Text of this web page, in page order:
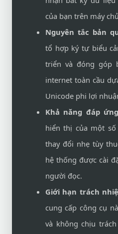
của bạn trên máy
Nguyên tắc bản
tổ hợp ký tự biểu
triển và đóng góp
internet toàn cầu
Unicode phi lợi
Khả năng đáp
hiển thị của một
thay đổi nhẹ tùy
hệ thống được cài
người đọc.
Giới hạn trách
cung cấp công cụ
và không chịu